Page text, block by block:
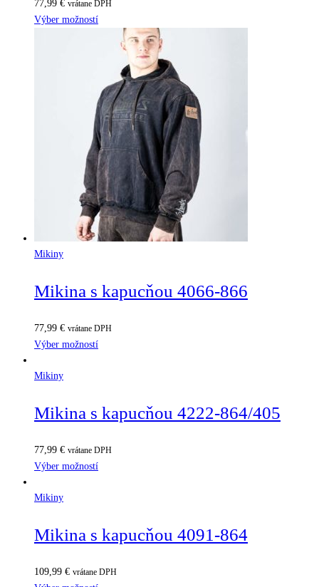
77,99 € vrátane DPH
Výber možností
Mikiny
Mikina s kapucňou 4066-866
77,99 € vrátane DPH
Výber možností
Mikiny
Mikina s kapucňou 4222-864/405
77,99 € vrátane DPH
Výber možností
Mikiny
Mikina s kapucňou 4091-864
109,99 € vrátane DPH